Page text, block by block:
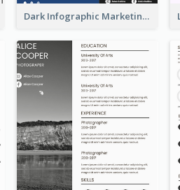
Dark Infographic Marketing Assistant Resume